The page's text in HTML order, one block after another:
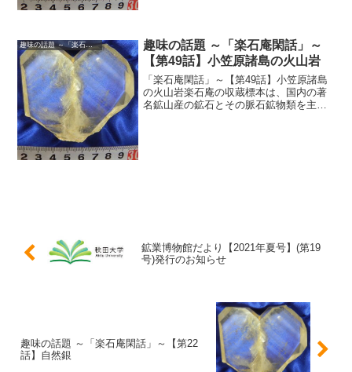
趣味の話題 ～「楽石庵閑話」～
趣味の話題 ～「楽石庵閑話」～
【第49話】小笠原諸島の火山岩
「楽石庵閑話」～【第49話】小笠原諸島
の火山岩楽石庵の収蔵標本は、国内の著
名鉱山産の鉱石とその脈石鉱物類を主体
鉱業博物館だより【2021年夏号】(第19
号)発行のお知らせ
趣味の話題 ～「楽石庵閑話」～【第22
話】自然銀